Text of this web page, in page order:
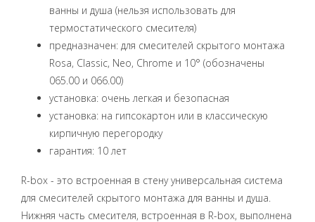
ванны и душа (нельзя использовать для
термостатического смесителя)
предназначен: для смесителей скрытого монтажа
Rosa, Classic, Neo, Chrome и 10° (обозначены
065.00 и 066.00)
установка: очень легкая и безопасная
установка: на гипсокартон или в классическую
кирпичную перегородку
гарантия: 10 лет
R-box - это встроенная в стену универсальная система
для смесителей скрытого монтажа для ванны и душа.
Нижняя часть смесителя, встроенная в R-box, выполнена